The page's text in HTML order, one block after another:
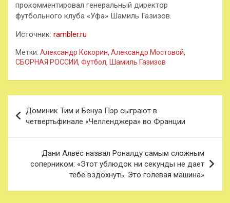
прокомментировал генеральный директор
футбольного клуба «Уфа» Шамиль Газизов.
Источник: rambler.ru
Метки: Александр Кокорин, Александр Мостовой,
СБОРНАЯ РОССИИ, Футбол, Шамиль Газизов
по
записям
Доминик Тим и Бенуа Пэр сыграют в
четвертьфинале «Челленджера» во Франции
Дани Алвес назвал Роналду самым сложным
соперником: «Этот ублюдок ни секунды не дает
тебе вздохнуть. Это голевая машина»